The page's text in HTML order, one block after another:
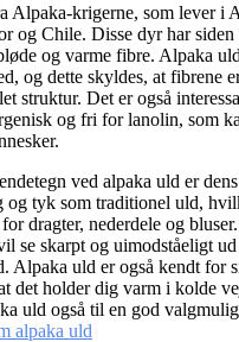
Alpaka-krigerne, som lever i
og Chile. Disse dyr har siden
og varme fibre. Alpaka
og dette skyldes, at fibrene
struktur. Det er også
og fri for lanolin, som
ved alpaka uld er
og tyk som traditionel uld,
dragter, nederdele og
se skarpt og uimodståeligt
Alpaka uld er også kendt for
det holder dig varm i kolde
uld også til en god
alpaka uld